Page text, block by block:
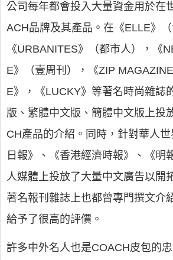
公司每年都會投入大量資金用於在
ACH品牌及其產品。在《ELLE》（
《URBANITES》（都市人），《
E》（壹周刊），《ZIP
E》，《LUCKY》等著名時尚雜誌
版、繁體中文版、簡體中文版上投
CH產品的介紹。同時，針對華人
日報》、《香港經濟時報》、《明
人媒體上投放了大量中文廣告以開
著名報刊雜誌上也都曾專門撰文介
給予了很高的評價。
許多中外名人也是COACH皮包的